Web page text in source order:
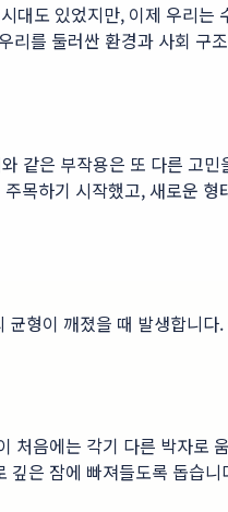
대도 있었지만, 이제 우리는
리를 둘러싼 환경과 사회 구
같은 부작용은 또 다른 고민
목하기 시작했고, 새로운 형
균형이 깨졌을 때 발생합니다.
처음에는 각기 다른 박자로
은 잠에 빠져들도록 돕습